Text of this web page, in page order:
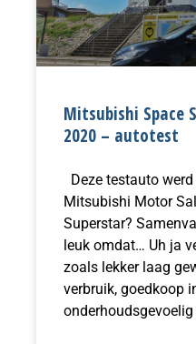
Mitsubishi Space
2020 – autotest
Deze testauto
Mitsubishi Motor
Superstar?
leuk omdat… Uh ja
zoals lekker laag
verbruik, goedkoop